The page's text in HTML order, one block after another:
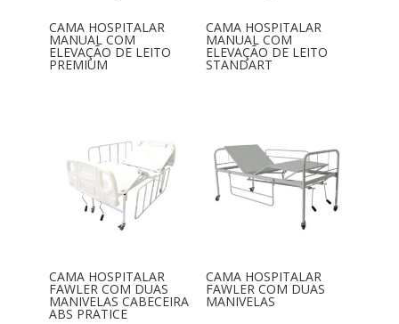
CAMA HOSPITALAR
MANUAL COM
ELEVAÇÃO DE LEITO
PREMIUM
CAMA HOSPITALAR
MANUAL COM
ELEVAÇÃO DE LEITO
STANDART
CAMA HOSPITALAR
FAWLER COM DUAS
MANIVELAS CABECEIRA
ABS PRATICE
CAMA HOSPITALAR
FAWLER COM DUAS
MANIVELAS